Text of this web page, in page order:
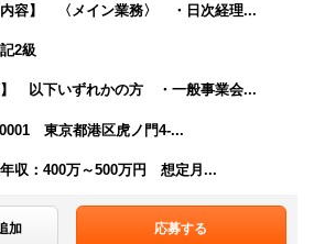
内容】 〈メイン業務〉 ・日次経理...
2級
】 以下いずれかの方 ・一般事業会...
東京都港区虎ノ門4-...
収：400万～500万円 想定月...
加 応募する